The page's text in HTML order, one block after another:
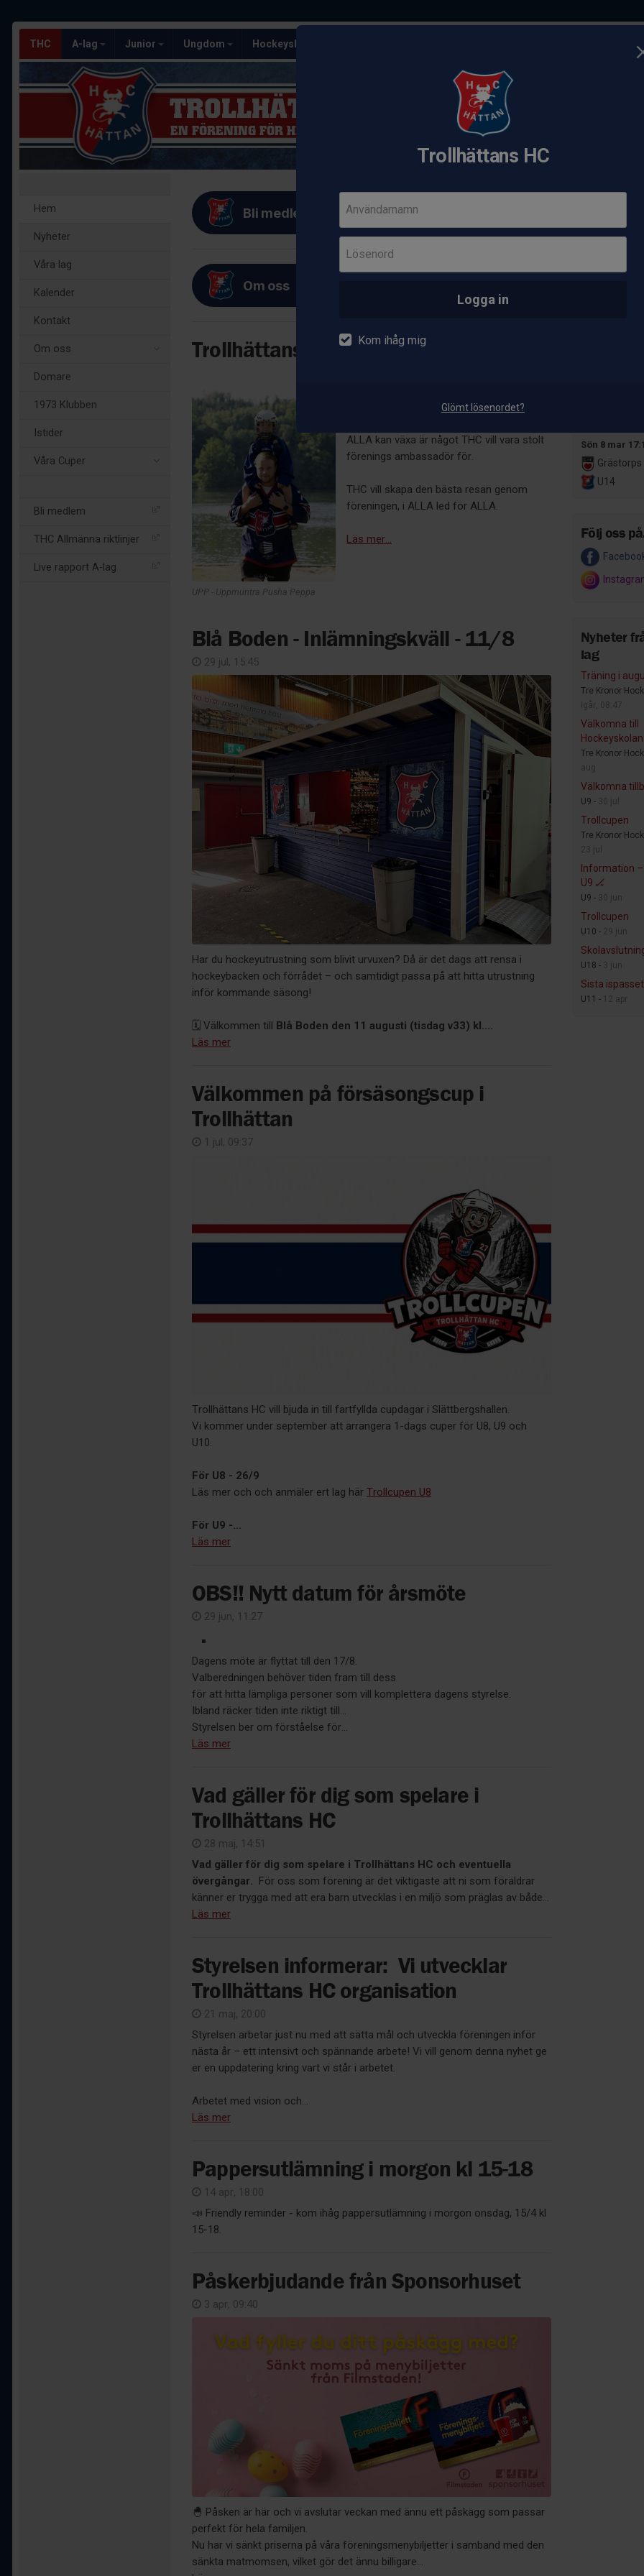
THC A-lag Junior Ungdom Hockeyskola
Trollhättans HC
Användarnamn
Lösenord
Logga in
Kom ihåg mig
Glömt lösenordet?
TROLLHÄTTANS HC
EN FÖRENING FÖR HELA LIVET
Hem
Nyheter
Våra lag
Kalender
Kontakt
Om oss
Domare
1973 Klubben
Istider
Våra Cuper
Bli medlem
THC Allmänna riktlinjer
Live rapport A-lag
Sön 22 feb
Sön 8 mar
Grästorps
U14
Följ oss
Nyheter
lag
Träning i
Tre Kronor
Igår, 08:47
Välkomna till
Tre Kronor
aug
Välkomna
U9 - 30 jul
Trollcupen
Tre Kronor
23 jul
Information
U9 🏒
U9 - 30 jun
Trollcupen
U10 - 29 jun
U18 - 3 jun
Sista ispasset
U11 - 12 apr
Bli medlem i Trollhättans HC
Om oss
Trollhättans Hockey Club
UPP - Uppmuntra Pusha Peppa
ALLA kan växa är något THC vill vara stolt
förenings ambassadör för.
THC vill skapa den bästa resan genom
föreningen, i ALLA led för ALLA.
Läs mer...
Blå Boden - Inlämningskväll - 11/8
29 jul, 15:45
Har du hockeyutrustning som blivit urvuxen? Då är det dags att rensa i
hockeybacken och förrådet – och samtidigt passa på att hitta utrustning
inför kommande säsong!
🗓️ Välkommen till Blå Boden den 11 augusti (tisdag v33) kl....
Läs mer
Välkommen på försäsongscup i
Trollhättan
1 jul, 09:37
Trollhättans HC vill bjuda in till fartfyllda cupdagar i Slättbergshallen.
Vi kommer under september att arrangera 1-dags cuper för U8, U9 och
U10.
För U8 - 26/9
Läs mer och och anmäler ert lag här Trollcupen U8
För U9 -...
Läs mer
OBS!! Nytt datum för årsmöte
29 jun, 11:27
Dagens möte är flyttat till den 17/8.
Valberedningen behöver tiden fram till dess
för att hitta lämpliga personer som vill komplettera dagens styrelse.
Ibland räcker tiden inte riktigt till…
Styrelsen ber om förståelse för...
Läs mer
Vad gäller för dig som spelare i
Trollhättans HC
28 maj, 14:51
Vad gäller för dig som spelare i Trollhättans HC och eventuella
övergångar.
För oss som förening är det viktigaste att ni som föräldrar
känner er trygga med att era barn utvecklas i en miljö som präglas av både...
Läs mer
Styrelsen informerar: Vi utvecklar
Trollhättans HC organisation
21 maj, 20:00
Styrelsen arbetar just nu med att sätta mål och utveckla föreningen inför
nästa år – ett intensivt och spännande arbete! Vi vill genom denna nyhet ge
er en uppdatering kring vart vi står i arbetet.
Arbetet med vision och...
Läs mer
Pappersutlämning i morgon kl 15-18
14 apr, 18:00
📣 Friendly reminder - kom ihåg pappersutlämning i morgon onsdag, 15/4 kl
15-18.
Påskerbjudande från Sponsorhuset
3 apr, 09:40
🐣 Påsken är här och vi avslutar veckan med ännu ett påskägg som passar
perfekt för hela familjen.
Nu har vi sänkt priserna på våra föreningsmenybiljetter i samband med den
sänkta matmomsen, vilket gör det ännu billigare...